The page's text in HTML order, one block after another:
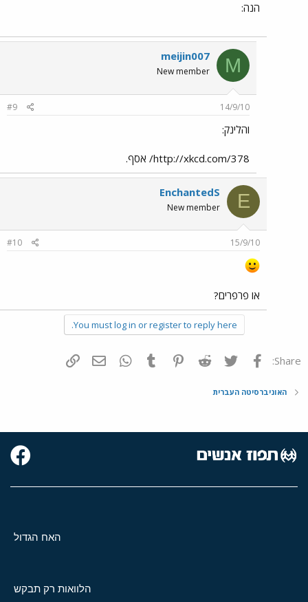
הנה:
M
meijin007
New member
14/9/10
#9
והלינק:
http://xkcd.com/378/ אסף.
E
EnchantedS
New member
15/9/10
#10
או פרפרים?
You must log in or register to reply here.
Share: פייסבוק Twitter
Reddit
Pinterest
Tumblr
WhatsAppדואר אלקטרוני
האוניברסיטה העברית
האח הגדול
הלוואות רק תבקש